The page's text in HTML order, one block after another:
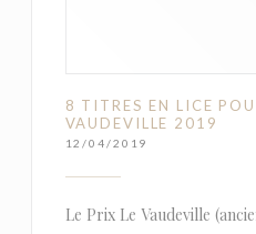
8 TITRES EN LICE
VAUDEVILLE 2019
12/04/2019
Le Prix Le Vaudeville